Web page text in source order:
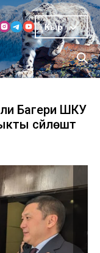
Кыр
Багери ШКУ
сүйлөштү